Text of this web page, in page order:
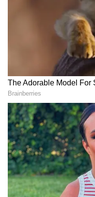
2
13
Image Credit : Asianet News